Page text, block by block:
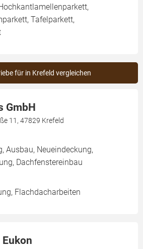
Tafelparkett,
für in Krefeld vergleichen
GmbH
11, 47829 Krefeld
Ausbau, Neueindeckung,
Dachfenstereinbau
Flachdacharbeiten